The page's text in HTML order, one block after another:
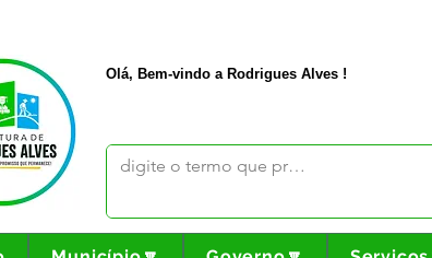
Olá, Bem-vindo a Rodrigues Alves !